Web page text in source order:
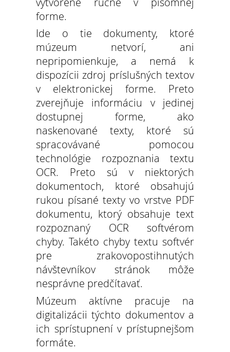
forme.
Ide o tie dokumenty, ktoré
múzeum netvorí, ani
nepripomienkuje, a nemá k
dispozícii zdroj príslušných textov
v elektronickej forme. Preto
zverejňuje informáciu v jedinej
dostupnej forme, ako
naskenované texty, ktoré sú
spracovávané pomocou
technológie rozpoznania textu
OCR. Preto sú v niektorých
dokumentoch, ktoré obsahujú
rukou písané texty vo vrstve PDF
dokumentu, ktorý obsahuje text
rozpoznaný OCR softvérom
chyby. Takéto chyby textu softvér
pre zrakovopostihnutých
návštevníkov stránok môže
nesprávne predčítavať.
Múzeum aktívne pracuje na
digitalizácii týchto dokumentov a
ich sprístupnení v prístupnejšom
formáte.